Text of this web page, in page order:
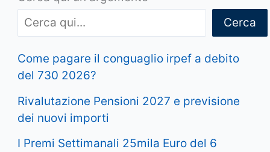
Cerca
Come pagare il conguaglio irpef a debito
del 730 2026?
Rivalutazione Pensioni 2027 e previsione
dei nuovi importi
I Premi Settimanali 25mila Euro del 6